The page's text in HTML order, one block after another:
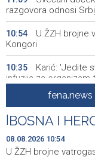
razgovora odnosi
10:54
U ŽZH brojne
Kongori
10:35
Karić: 'Jedite
infuzija za organizam
Obustavljen
Neum, kod mjesta
10:08
Šešić: Teme
nas izravno ili na neki
fena.news
BOSNA I
08.08.2026 10:54
U ŽZH brojne